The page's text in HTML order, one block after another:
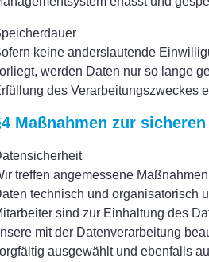
keine anderslautende
werden Daten nur so lange
des Verarbeitungszweckes
Maßnahmen zur
treffen angemessene
technisch und organisatorisch
sind zur Einhaltung des
mit der Datenverarbeitung
ausgewählt und ebenfalls